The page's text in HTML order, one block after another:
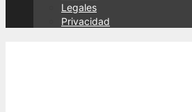
Legales
Privacidad